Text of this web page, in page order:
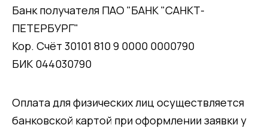
Банк получателя ПАО "БАНК "САНКТ-
ПЕТЕРБУРГ"
Кор. Счёт 30101 810 9 0000 0000790
БИК 044030790
Оплата для физических лиц осуществляется
банковской картой при оформлении заявки у